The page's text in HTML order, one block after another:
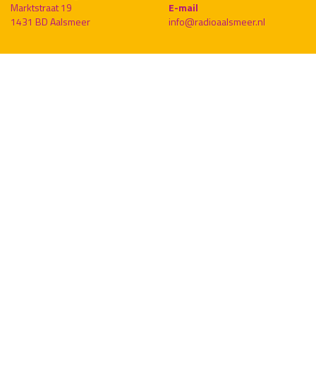
Marktstraat 19
1431 BD Aalsmeer
E-mail
info@radioaalsmeer.nl